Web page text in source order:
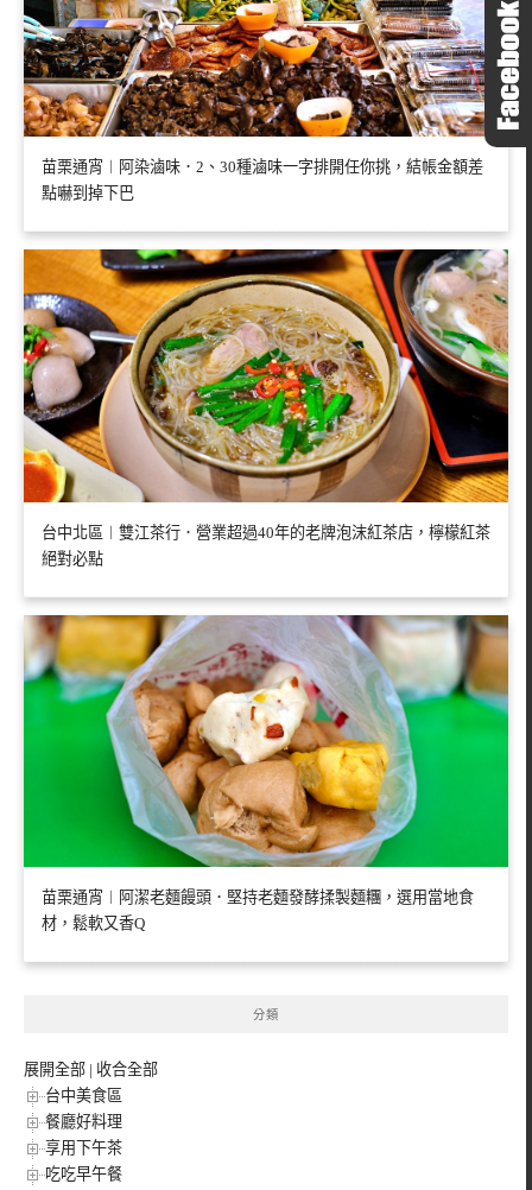
苗栗通宵︱阿染滷味．2、30種滷味一字排開任你挑，結帳金額差
點嚇到掉下巴
台中北區︱雙江茶行．營業超過40年的老牌泡沫紅茶店，檸檬紅茶
絕對必點
苗栗通宵︱阿潔老麵饅頭．堅持老麵發酵揉製麵糰，選用當地食
材，鬆軟又香Q
分類
展開全部 | 收合全部
台中美食區
餐廳好料理
享用下午茶
吃吃早午餐